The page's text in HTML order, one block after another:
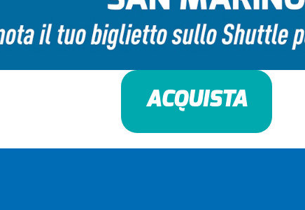
ACQUISTA